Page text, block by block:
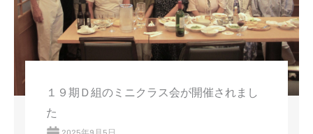
１９期Ｄ組のミニクラス会が開催されまし
た